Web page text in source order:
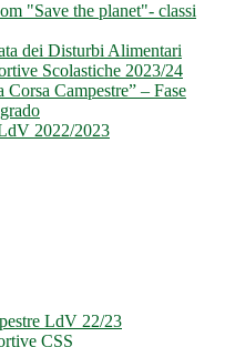
"Save the planet"- classi
dei Disturbi Alimentari
Scolastiche 2023/24
Campestre” – Fase
2022/2023
LdV 22/23
CSS